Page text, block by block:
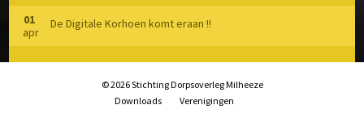
Speelvoorzieningen
01
apr
De Digitale Korhoen komt eraan !!
© 2026 Stichting Dorpsoverleg Milheeze
Downloads
Verenigingen